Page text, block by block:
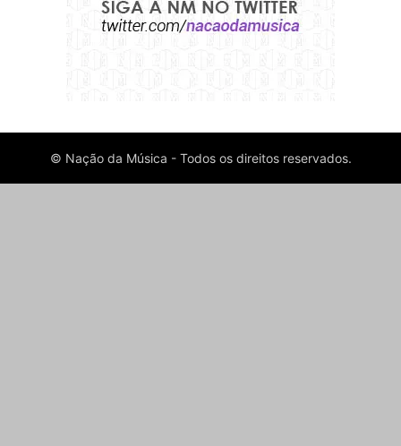
© Nação da Música - Todos os direitos reservados.